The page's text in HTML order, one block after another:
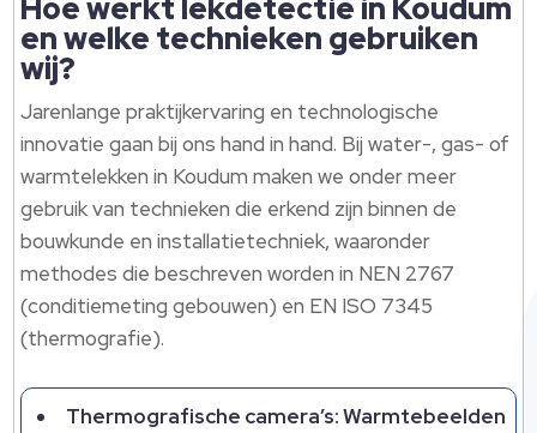
Hoe werkt lekdetectie in Koudum
en welke technieken gebruiken
wij?
Jarenlange praktijkervaring en technologische
innovatie gaan bij ons hand in hand.​ Bij water-, gas- of
warmtelekken in Koudum maken we onder meer
gebruik van technieken die erkend zijn binnen de
bouwkunde en installatietechniek, waaronder
methodes die beschreven worden in NEN 2767
(conditiemeting gebouwen) en EN ISO 7345
(thermografie).​
Thermografische camera’s: Warmtebeelden